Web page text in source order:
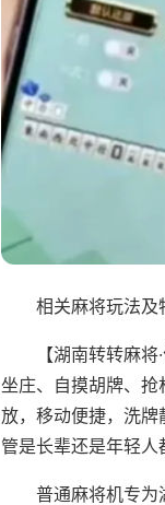
相关麻将玩法及
【湖南转转麻
坐庄、自摸胡牌、
放，移动便捷，洗
管是长辈还是年轻人
普通麻将机专为